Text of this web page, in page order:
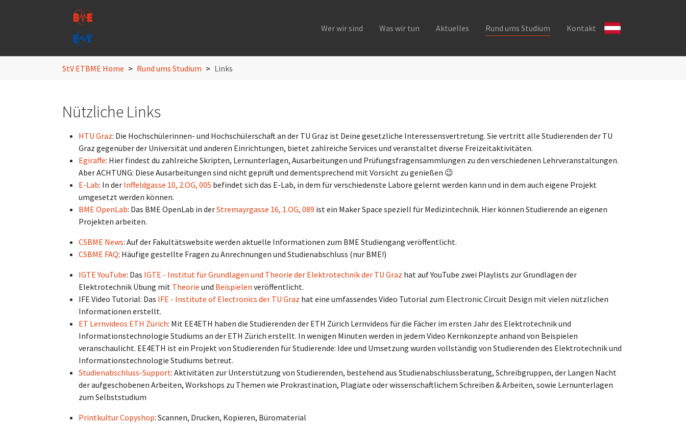
Wer wir sind Was wir tun Aktuelles Rund ums Studium Kontakt
StV ETBME Home Rund ums Studium Links
Nützliche Links
HTU Graz: Die Hochschülerinnen- und Hochschülerschaft an der TU Graz ist Deine gesetzliche Interessensvertretung. Sie vertritt alle Studierenden der TU
Graz gegenüber der Universität und anderen Einrichtungen, bietet zahlreiche Services und veranstaltet diverse Freizeitaktivitäten.
Egiraffe: Hier findest du zahlreiche Skripten, Lernunterlagen, Ausarbeitungen und Prüfungsfragensammlungen zu den verschiedenen Lehrveranstaltungen.
Aber ACHTUNG: Diese Ausarbeitungen sind nicht geprüft und dementsprechend mit Vorsicht zu genießen 😉
E-Lab: In der Inffeldgasse 10, 2.OG, 005 befindet sich das E-Lab, in dem für verschiedenste Labore gelernt werden kann und in dem auch eigene Projekt
umgesetzt werden können.
BME OpenLab: Das BME OpenLab in derStremayrgasse 16, 1.OG, 089 ist ein Maker Space speziell für Medizintechnik. Hier können Studierende an eigenen
Projekten arbeiten.
CSBME News: Auf der Fakultätswebsite werden aktuelle Informationen zum BME Studiengang veröffentlicht.
CSBME FAQ: Häufige gestellte Fragen zu Anrechnungen und Studienabschluss (nur BME!)
IGTE YouTube: Das IGTE - Institut für Grundlagen und Theorie der Elektrotechnik der TU Graz hat auf YouTube zwei Playlists zur Grundlagen der
Elektrotechnik Übung mit Theorie und Beispielen veröffentlicht.
IFE Video Tutorial: Das IFE - Institute of Electronics der TU Graz hat eine umfassendes Video Tutorial zum Electronic Circuit Design mit vielen nützlichen
Informationen erstellt.
ET Lernvideos ETH Zürich: Mit EE4ETH haben die Studierenden der ETH Zürich Lernvideos für die Fächer im ersten Jahr des Elektrotechnik und
Informationstechnologie Studiums an der ETH Zürich erstellt. In wenigen Minuten werden in jedem Video Kernkonzepte anhand von Beispielen
veranschaulicht. EE4ETH ist ein Projekt von Studierenden für Studierende: Idee und Umsetzung wurden vollständig von Studierenden des Elektrotechnik und
Informationstechnologie Studiums betreut.
Studienabschluss-Support: Aktivitäten zur Unterstützung von Studierenden, bestehend aus Studienabschlussberatung, Schreibgruppen, der Langen Nacht
der aufgeschobenen Arbeiten, Workshops zu Themen wie Prokrastination, Plagiate oder wissenschaftlichem Schreiben & Arbeiten, sowie Lernunterlagen
zum Selbststudium
Printkultur Copyshop: Scannen, Drucken, Kopieren, Büromaterial